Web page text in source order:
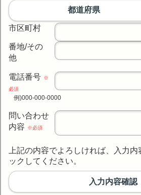
都道府県
市区町村
番地/その
他
電話番号 ※
必須
例)000-000-0000
問い合わせ
内容
※必須
上記の内容でよろしければ、入力
ックしてください。
入力内容確認